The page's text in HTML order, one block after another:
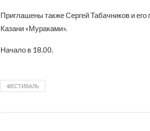
Приглашены также Сергей Табачников и его
Казани «Мураками».
Начало в 18.00.
ФЕСТИВАЛЬ